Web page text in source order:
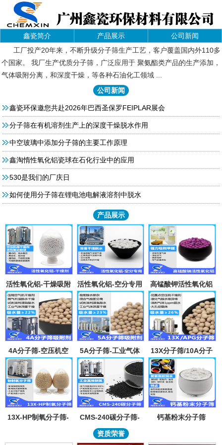
鑫瓷简介 产品展示
公司新闻
工厂投产20年来，不断升级分子筛生产工艺，客户覆盖国内外110多
个国家。 我厂生产优质分子筛，广泛应用于 聚氨酯类产品的生产添加，
气体吸附分离，和深度干燥，等各种石油化工领域 ...
公司新闻
鑫瓷环保邀您共赴2026年巴西圣保罗FEIPLAR展会
分子筛在有机溶剂生产上的深度干燥脱水作用
中空玻璃中添加分子筛的主要工作原理
鑫淘惰性氧化铝瓷球在石化行业中的应用
530是我们的厂庆日
如何使用分子筛在锂电池电解液溶剂中脱水
产品展示
活性氧化铝-干燥吸附
活性氧化铝-空分专用
吸附剂
高锰酸钾活性氧化铝
4A分子筛-空压机空
气气体吸水干燥颗粒-
溶剂试剂深度除水分
子筛吸附球
5A分子筛-工业气体
吸附纯化-溶剂深度除
水-混合气吸附分离
13X分子筛/10A分子
筛-lpglng燃气干燥除
异味除杂-空气低露点
干燥
13X-HP制氧分子筛-
筛95氧浓度-制氧钠分
CMS-240碳分子筛-
工业制氮机吸附剂炭
分子筛-99.999%浓度
钙基粉末分子筛
资质荣誉